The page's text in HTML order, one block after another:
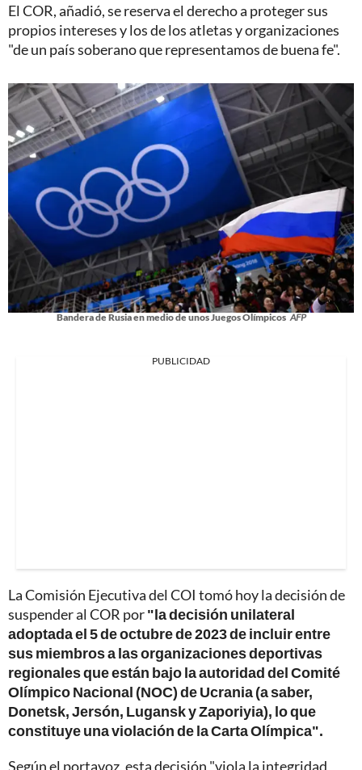
El COR, añadió, se reserva el derecho a proteger sus
propios intereses y los de los atletas y organizaciones
"de un país soberano que representamos de buena fe".
Bandera de Rusia en medio de unos Juegos Olímpicos AFP
PUBLICIDAD
La Comisión Ejecutiva del COI tomó hoy la decisión de
suspender al COR por"la decisión unilateral
adoptada el 5 de octubre de 2023 de incluir entre
sus miembros a las organizaciones deportivas
regionales que están bajo la autoridad del Comité
Olímpico Nacional (NOC) de Ucrania (a saber,
Donetsk, Jersón, Lugansk y Zaporiyia), lo que
constituye una violación de la Carta Olímpica".
Según el portavoz, esta decisión "viola la integridad